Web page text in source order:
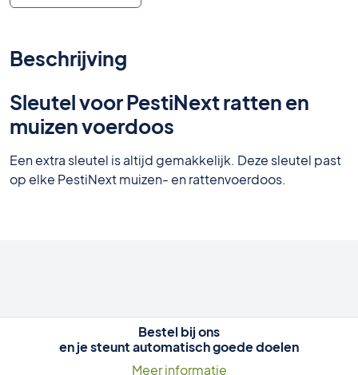
Beschrijving
Sleutel voor PestiNext ratten en
muizen voerdoos
Een extra sleutel is altijd gemakkelijk. Deze sleutel past
op elke PestiNext muizen- en rattenvoerdoos.
Bestel bij ons
en je steunt automatisch goede doelen
Meer informatie